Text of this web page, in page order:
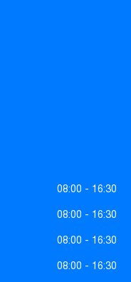
08:00 - 16:30
08:00 - 16:30
08:00 - 16:30
08:00 - 16:30